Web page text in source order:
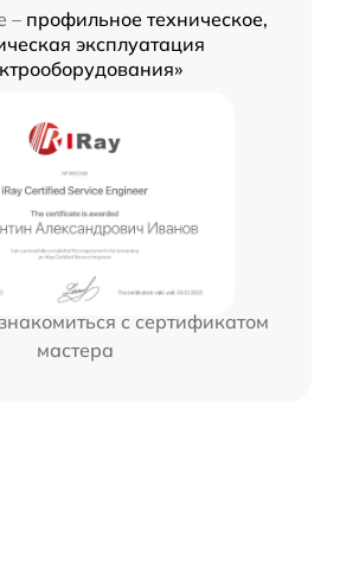
– профильное техническое,
эксплуатация
с сертификатом
мастера